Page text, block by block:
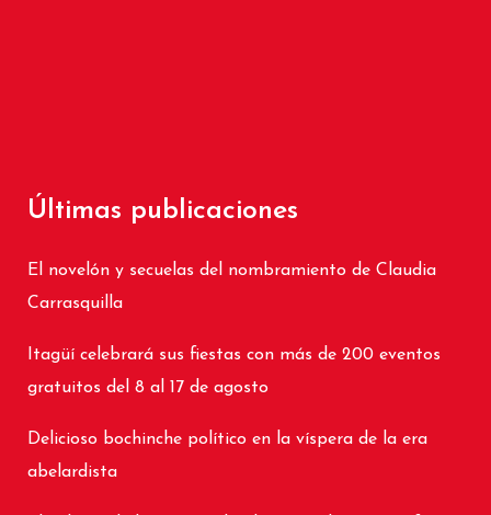
Últimas publicaciones
El novelón y secuelas del nombramiento de Claudia
Carrasquilla
Itagüí celebrará sus fiestas con más de 200 eventos
gratuitos del 8 al 17 de agosto
Delicioso bochinche político en la víspera de la era
abelardista